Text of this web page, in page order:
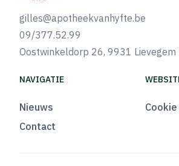
gilles@apotheekvanhyfte.be
09/377.52.99
Oostwinkeldorp 26, 9931 Lievegem
NAVIGATIE
Nieuws
Contact